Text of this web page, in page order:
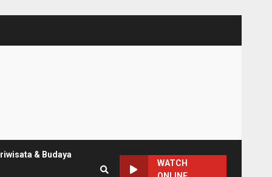
& Budaya
WATCH